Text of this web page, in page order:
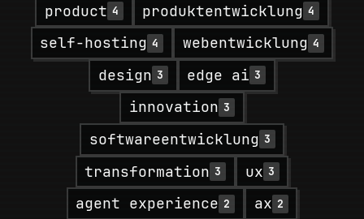
product 4 produktentwicklung 4
self-hosting 4 webentwicklung 4
design 3 edge ai 3
innovation 3
softwareentwicklung 3
transformation 3 ux 3
agent experience 2 ax 2